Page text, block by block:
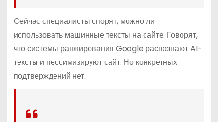
Сейчас специалисты спорят, можно ли
использовать машинные тексты на сайте. Говорят,
что системы ранжирования Google распознают AI-
тексты и пессимизируют сайт. Но конкретных
подтверждений нет.